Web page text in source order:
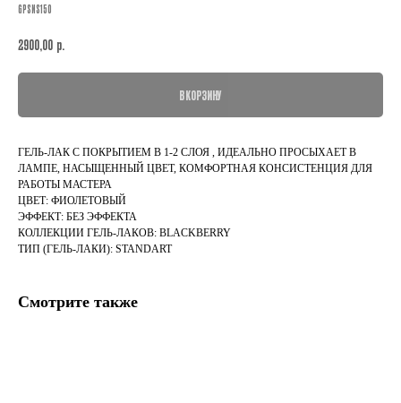
GPSNS150
2900,00 р.
В КОРЗИНУ
ГЕЛЬ-ЛАК С ПОКРЫТИЕМ В 1-2 СЛОЯ , ИДЕАЛЬНО ПРОСЫХАЕТ В
ЛАМПЕ, НАСЫЩЕННЫЙ ЦВЕТ, КОМФОРТНАЯ КОНСИСТЕНЦИЯ ДЛЯ
РАБОТЫ МАСТЕРА
ЦВЕТ: ФИОЛЕТОВЫЙ
ЭФФЕКТ: БЕЗ ЭФФЕКТА
КОЛЛЕКЦИИ ГЕЛЬ-ЛАКОВ: BLACKBERRY
ТИП (ГЕЛЬ-ЛАКИ): STANDART
Смотрите также